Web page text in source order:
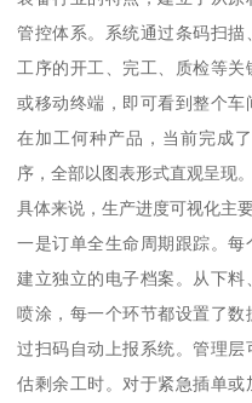
管控体系。系统通过条码扫
工序的开工、完工、质检等
或移动终端，即可看到整个
在加工何种产品，当前完成
序，全部以图表形式直观呈现。
具体来说，生产进度可视化主
一是订单全生命周期跟踪。
建立独立的电子档案。从下料
喷涂，每一个环节都设置了
过扫码自动上报系统。管理
估剩余工时。对于紧急插单或